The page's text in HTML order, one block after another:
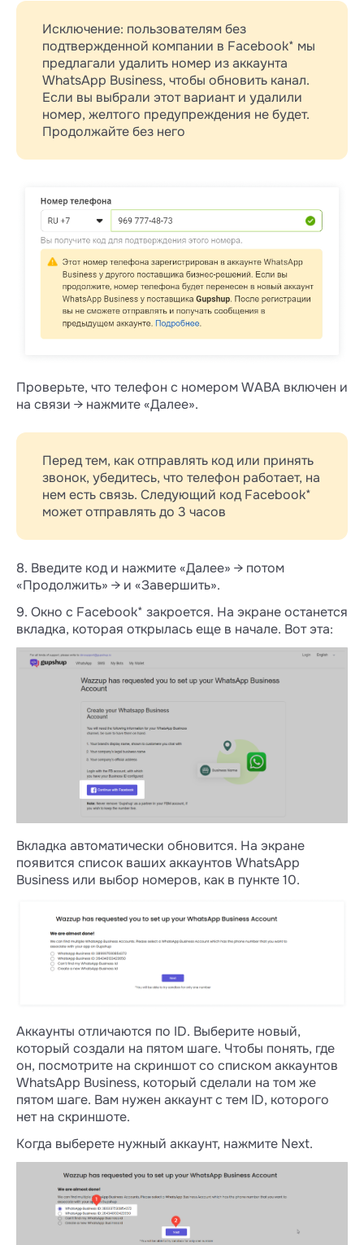
Исключение: пользователям без
подтвержденной компании в Facebook* мы
предлагали удалить номер из аккаунта
WhatsApp Business, чтобы обновить канал.
Если вы выбрали этот вариант и удалили
номер, желтого предупреждения не будет.
Продолжайте без него
Проверьте, что телефон с номером WABA включен и
на связи → нажмите «Далее».
Перед тем, как отправлять код или принять
звонок, убедитесь, что телефон работает, на
нем есть связь. Следующий код Facebook*
может отправлять до 3 часов
8. Введите код и нажмите «Далее» → потом
«Продолжить» → и «Завершить».
9. Окно с Facebook* закроется. На экране останется
вкладка, которая открылась еще в начале. Вот эта:
Вкладка автоматически обновится. На экране
появится список ваших аккаунтов WhatsApp
Business или выбор номеров, как в пункте 10.
Аккаунты отличаются по ID. Выберите новый,
который создали на пятом шаге. Чтобы понять, где
он, посмотрите на скриншот со списком аккаунтов
WhatsApp Business, который сделали на том же
пятом шаге. Вам нужен аккаунт с тем ID, которого
нет на скриншоте.
Когда выберете нужный аккаунт, нажмите Next.